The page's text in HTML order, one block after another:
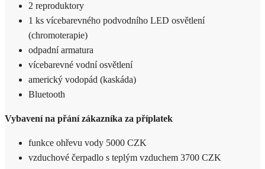
2 reproduktory
1 ks vícebarevného podvodního LED osvětlení
(chromoterapie)
odpadní armatura
vícebarevné vodní osvětlení
americký vodopád (kaskáda)
Bluetooth
Vybavení na přání zákazníka za příplatek
funkce ohřevu vody 5000 CZK
vzduchové čerpadlo s teplým vzduchem 3700 CZK